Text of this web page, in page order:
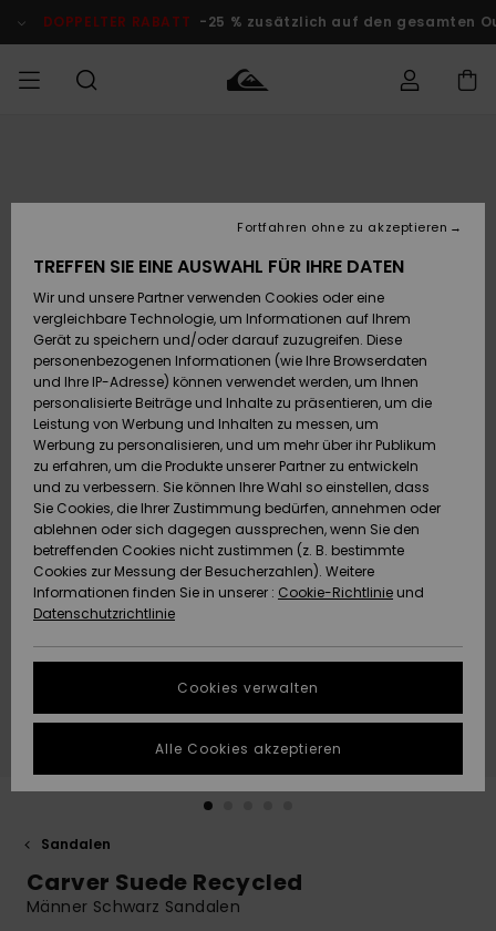
Produktinformation
DOPPELTER RABATT -25 % zusätzlich auf den gesamten
Accessoires
Schuhe&
Flip-Flops
Surf
Snow
Brandneu
Highlights
Accessoires
Schuhe&
Flip-Flops
Surf
Snow
Brandneu
Highlights
FRAUEN
Brandneu
Highlights
Snow
SURF
Kinder
Highlights
Community
SNOW
Snow Shop
Kinder
Snow Shop
Damen
Highlights
Community
DOPPELTER
RABATT
KINDER
Outlet
Frauen
HILFE & KONTAKT
Retouren
Bezahlung
Geschenkkarte
Quiksilver
Freedom
Datenschutz
Starten Sie eine
um die
schnellste
Antwort auf Ihre
erhalten.
Finden Sie
NACHHALTIGKEIT
SHOPS
QUIKSILVER APP
WUNSCHLISTE
Sandalen
Carver Suede Recycled
Männer Schwarz Sandalen
TREFFEN SIE EINE AUSWAHL FÜR IHRE DATEN
Wir und unsere Partner verwenden Cookies oder eine
vergleichbare Technologie, um Informationen auf Ihrem
Gerät zu speichern und/oder darauf zuzugreifen. Diese
personenbezogenen Informationen (wie Ihre Browserdaten
und Ihre IP-Adresse) können verwendet werden, um Ihnen
personalisierte Beiträge und Inhalte zu präsentieren, um die
Leistung von Werbung und Inhalten zu messen, um
Werbung zu personalisieren, und um mehr über ihr Publikum
zu erfahren, um die Produkte unserer Partner zu entwickeln
und zu verbessern. Sie können Ihre Wahl so einstellen, dass
Sie Cookies, die Ihrer Zustimmung bedürfen, annehmen oder
ablehnen oder sich dagegen aussprechen, wenn Sie den
betreffenden Cookies nicht zustimmen (z. B. bestimmte
Cookies zur Messung der Besucherzahlen). Weitere
Informationen finden Sie in unserer : Cookie-Richtlinie und
Datenschutzrichtlinie
Cookies verwalten
Fortfahren ohne zu akzeptieren
Alle Cookies akzeptieren